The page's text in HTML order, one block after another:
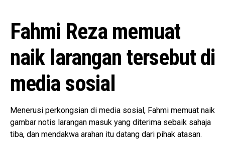
Fahmi Reza memuat
naik larangan tersebut di
media sosial
Menerusi perkongsian di media sosial, Fahmi memuat naik
gambar notis larangan masuk yang diterima sebaik sahaja
tiba, dan mendakwa arahan itu datang dari pihak atasan.